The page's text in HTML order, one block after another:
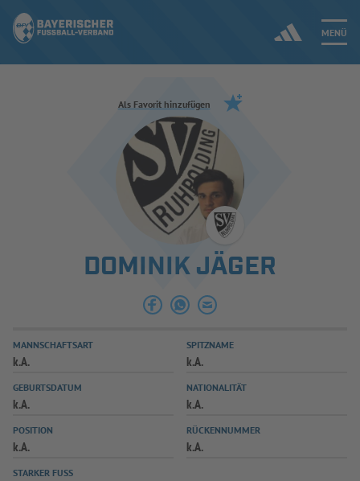
MENÜ
Jetzt einloggen
ERGEBNISSE & WETTBEWERBE
SPIELBETRIEB & VERBANDSLEBEN
AUSBILDUNG & FÖRDERUNG
SPIELPLUS
Als Favorit hinzufügen
DOMINIK JÄGER
MANNSCHAFTSART
k.A.
SPITZNAME
k.A.
GEBURTSDATUM
k.A.
NATIONALITÄT
k.A.
POSITION
k.A.
RÜCKENNUMMER
k.A.
STARKER FUSS